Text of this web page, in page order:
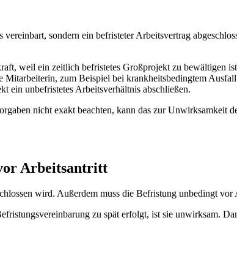
sondern ein befristeter Arbeitsvertrag
weil ein zeitlich befristetes Großprojekt zu bewältigen
zum Beispiel bei krankheitsbedingtem
ein unbefristetes Arbeitsverhältnis abschließen.
nicht exakt beachten, kann das zur
Arbeitsantritt
wird. Außerdem muss die Befristung unbedingt
zu spät erfolgt, ist sie unwirksam.